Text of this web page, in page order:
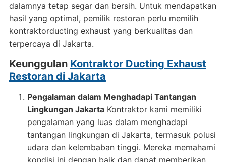
dalamnya tetap segar dan bersih. Untuk mendapatkan
hasil yang optimal, pemilik restoran perlu memilih
kontraktorducting exhaust yang berkualitas dan
terpercaya di Jakarta.
Keunggulan Kontraktor Ducting Exhaust
Restoran di Jakarta
Pengalaman dalam Menghadapi Tantangan
Lingkungan JakartaKontraktor kami memiliki
pengalaman yang luas dalam menghadapi
tantangan lingkungan di Jakarta, termasuk polusi
udara dan kelembaban tinggi. Mereka memahami